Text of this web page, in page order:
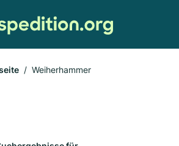
Weiherhammer